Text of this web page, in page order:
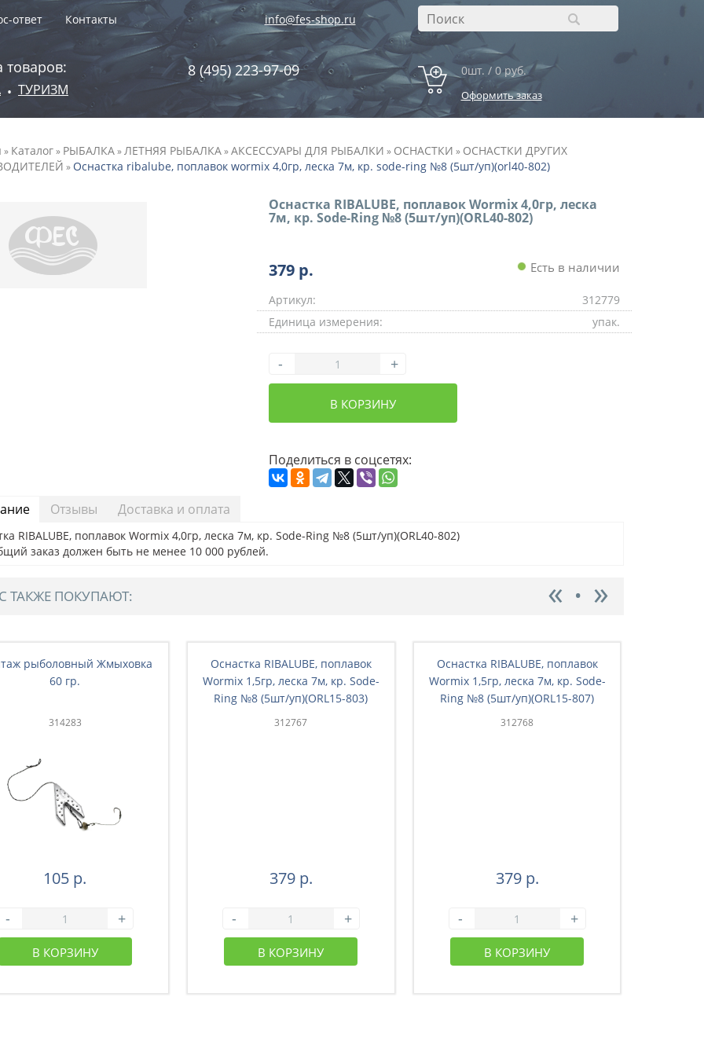
ответ Контакты info@fes-shop.ru
товаров:
• ТУРИЗМ
8 (495) 223-97-09 0шт. / 0 руб.
Оформить заказ
» Каталог» РЫБАЛКА»ЛЕТНЯЯ РЫБАЛКА»АКСЕССУАРЫ ДЛЯ РЫБАЛКИ » ОСНАСТКИ » ОСНАСТКИ ДРУГИХ
» Оснастка ribalube, поплавок wormix 4,0гр, леска 7м, кр. sode-ring №8 (5шт/уп)(orl40-802)
Оснастка RIBALUBE, поплавок Wormix 4,0гр, леска
7м, кр. Sode-Ring №8 (5шт/уп)(ORL40-802)
379 р. Есть в наличии
Артикул:
312779
Единица измерения:
упак.
- +
В КОРЗИНУ
Поделиться в соцсетях:
Отзывы Доставка и оплата
RIBALUBE, поплавок Wormix 4,0гр, леска 7м, кр. Sode-Ring №8 (5шт/уп)(ORL40-802)
заказ должен быть не менее 10 000 рублей.
ТАКЖЕ ПОКУПАЮТ:
рыболовный Жмыховка
60 гр.
314283
105 р.
- +
В КОРЗИНУ
Оснастка RIBALUBE, поплавок
Wormix 1,5гр, леска 7м, кр. Sode-
Ring №8 (5шт/уп)(ORL15-803)
312767
379 р.
- +
В КОРЗИНУ
Оснастка RIBALUBE, поплавок
Wormix 1,5гр, леска 7м, кр. Sode-
Ring №8 (5шт/уп)(ORL15-807)
312768
379 р.
- +
В КОРЗИНУ